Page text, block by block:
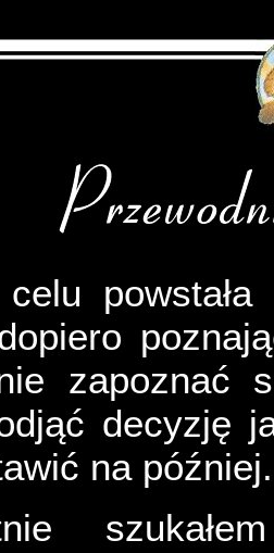
zapoznać
decyzję
na później.